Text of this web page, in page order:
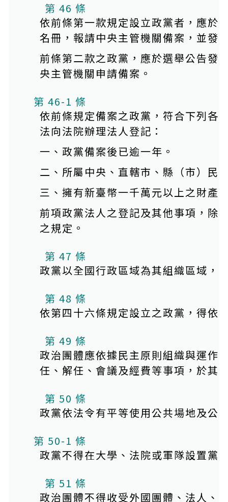
第 46 條
依前條第一款規定設立政黨者，應於
名冊，報請中央主管機關備案，並發
前條第二款之政黨，應於選舉公告發
央主管機關申請備案。
第 46-1 條
依前條規定備案之政黨，符合下列各
法向法院辦理法人登記：
一、政黨備案後已逾一年。
二、所屬中央、直轄市、縣（市）民
三、擁有新臺幣一千萬元以上之財產
前項政黨法人之登記及其他事項，除
之規定。
第 47 條
政黨以全國行政區域為其組織區域，
第 48 條
依第四十六條規定設立之政黨，得依
第 49 條
政治團體應依據民主原則組織與運作
任、解任、會議及經費等事項，於其
第 50 條
政黨依法令有平等使用公共場地及公
第 50-1 條
政黨不得在大學、法院或軍隊設置黨
第 51 條
政治團體不得收受外國團體、法人、